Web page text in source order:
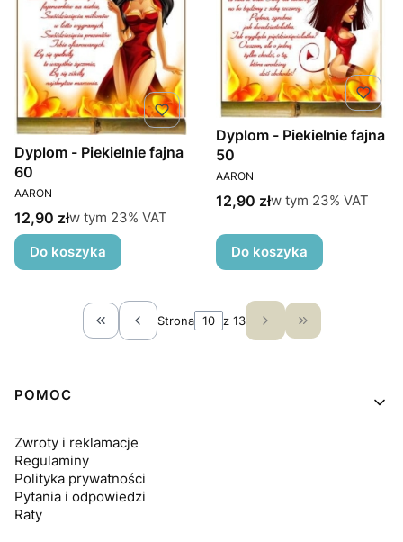
Dyplom - Piekielnie fajna
60
PRODUCENT
AARON
Cena brutto
12,90 złw tym %s VAT
w tym 23% VAT
Do koszyka
Dyplom - Piekielnie fajna
50
PRODUCENT
AARON
Cena brutto
12,90 złw tym %s VAT
w tym 23% VAT
Do koszyka
Wróć do pierwszej strony z produktami
Strona z 13 Przejdź do
Linki w stopce
POMOC
Zwroty i reklamacje
Regulaminy
Polityka prywatności
Pytania i odpowiedzi
Raty